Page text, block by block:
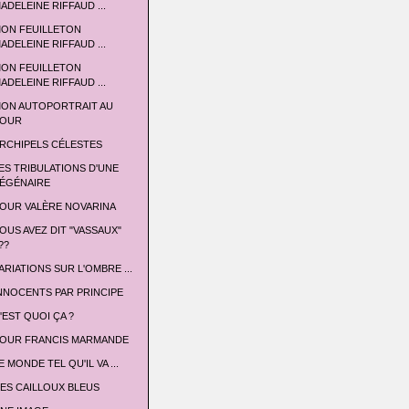
RIFFAUD ...
FEUILLETON
RIFFAUD ...
FEUILLETON
RIFFAUD ...
AUTOPORTRAIT AU
CÉLESTES
TRIBULATIONS D'UNE
VALÈRE NOVARINA
AVEZ DIT "VASSAUX"
SUR L'OMBRE ...
PAR PRINCIPE
QUOI ÇA ?
FRANCIS MARMANDE
MONDE TEL QU'IL VA ...
CAILLOUX BLEUS